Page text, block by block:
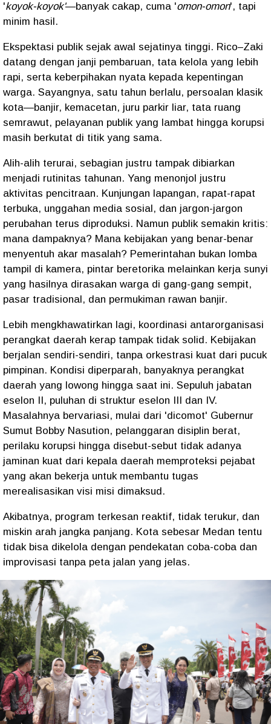
'koyok-koyok'—banyak cakap, cuma 'omon-omon', tapi
minim hasil.
Ekspektasi publik sejak awal sejatinya tinggi. Rico–Zaki
datang dengan janji pembaruan, tata kelola yang lebih
rapi, serta keberpihakan nyata kepada kepentingan
warga. Sayangnya, satu tahun berlalu, persoalan klasik
kota—banjir, kemacetan, juru parkir liar, tata ruang
semrawut, pelayanan publik yang lambat hingga korupsi
masih berkutat di titik yang sama.
Alih-alih terurai, sebagian justru tampak dibiarkan
menjadi rutinitas tahunan. Yang menonjol justru
aktivitas pencitraan. Kunjungan lapangan, rapat-rapat
terbuka, unggahan media sosial, dan jargon-jargon
perubahan terus diproduksi. Namun publik semakin kritis:
mana dampaknya? Mana kebijakan yang benar-benar
menyentuh akar masalah? Pemerintahan bukan lomba
tampil di kamera, pintar beretorika melainkan kerja sunyi
yang hasilnya dirasakan warga di gang-gang sempit,
pasar tradisional, dan permukiman rawan banjir.
Lebih mengkhawatirkan lagi, koordinasi antarorganisasi
perangkat daerah kerap tampak tidak solid. Kebijakan
berjalan sendiri-sendiri, tanpa orkestrasi kuat dari pucuk
pimpinan. Kondisi diperparah, banyaknya perangkat
daerah yang lowong hingga saat ini. Sepuluh jabatan
eselon II, puluhan di struktur eselon III dan IV.
Masalahnya bervariasi, mulai dari 'dicomot' Gubernur
Sumut Bobby Nasution, pelanggaran disiplin berat,
perilaku korupsi hingga disebut-sebut tidak adanya
jaminan kuat dari kepala daerah memproteksi pejabat
yang akan bekerja untuk membantu tugas
merealisasikan visi misi dimaksud.
Akibatnya, program terkesan reaktif, tidak terukur, dan
miskin arah jangka panjang. Kota sebesar Medan tentu
tidak bisa dikelola dengan pendekatan coba-coba dan
improvisasi tanpa peta jalan yang jelas.